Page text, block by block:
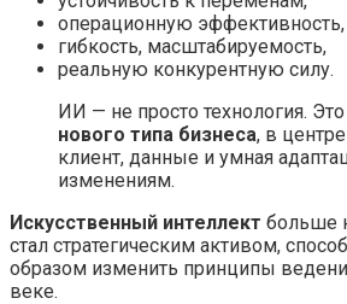
операционную эффективность,
гибкость, масштабируемость,
реальную конкурентную силу.
ИИ — не просто технология. Это
нового типа бизнеса, в
клиент, данные и умная
изменениям.
Искусственный интеллект больше
стал стратегическим активом,
образом изменить принципы
веке.